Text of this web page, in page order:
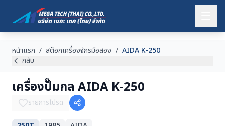
หน้าแรก / สต๊อกเครื่องจักรมือสอง / AIDA K-250
กลับ
เครื่องปั๊มกล AIDA K-250
รายการโปรด